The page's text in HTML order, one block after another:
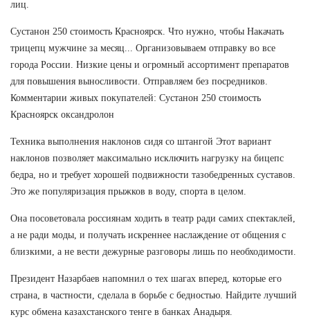
лиц.
Сустанон 250 стоимость Красноярск. Что нужно, чтобы Накачать
трицепц мужчине за месяц... Организовываем отправку во все
города России. Низкие цены и огромный ассортимент препаратов
для повышения выносливости. Отправляем без посредников.
Комментарии живых покупателей: Сустанон 250 стоимость
Красноярск оксандролон
Техника выполнения наклонов сидя со штангой Этот вариант
наклонов позволяет максимально исключить нагрузку на бицепс
бедра, но и требует хорошей подвижности тазобедренных суставов.
Это же популяризация прыжков в воду, спорта в целом.
Она посоветовала россиянам ходить в театр ради самих спектаклей,
а не ради моды, и получать искреннее наслаждение от общения с
близкими, а не вести дежурные разговоры лишь по необходимости.
Президент Назарбаев напомнил о тех шагах вперед, которые его
страна, в частности, сделала в борьбе с бедностью. Найдите лучший
курс обмена казахстанского тенге в банках Анадыря.